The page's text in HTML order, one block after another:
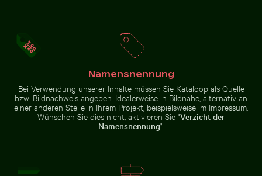
Küstendünengräser am
Sandstrand mit Meerblick
Hand hält Spiegel mit Spiegelung
von rosa Blumen
Knospe einer Seerose zwischen Seerosenblättern im
Erkundung am Wrack der
Namensnennung
Bei Verwendung unserer Inhalte müssen Sie Kataloop als Quelle
bzw. Bildnachweis angeben. Idealerweise in Bildnähe, alternativ an
einer anderen Stelle in Ihrem Projekt, beispielsweise im Impressum.
Wünschen Sie dies nicht, aktivieren Sie "Verzicht der
Namensnennung".